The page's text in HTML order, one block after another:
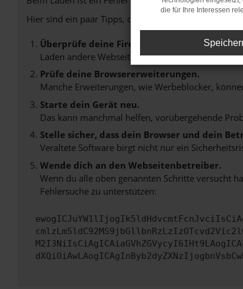
Hier sind ein paar Tipps, die dir helfen können:
Überprüfe deine Firewall und deine
Laden andere Webseiten, zum Beispiel deine
Prüfe deine Browsererweiterungen.
Manche Erweiterungen, wie Werbeblocker,
Starte dein Gerät neu.
Das kann manchmal helfen, vorübergehende
Stelle sicher, dass dein Browser und dein
Veraltete Software birgt nicht nur ein
Wende dich an den Webseitenbetreiber.
Wenn du alle oben genannten Schritte versucht
Fehlersuche zu unterstützen:
die für Ihre Interessen